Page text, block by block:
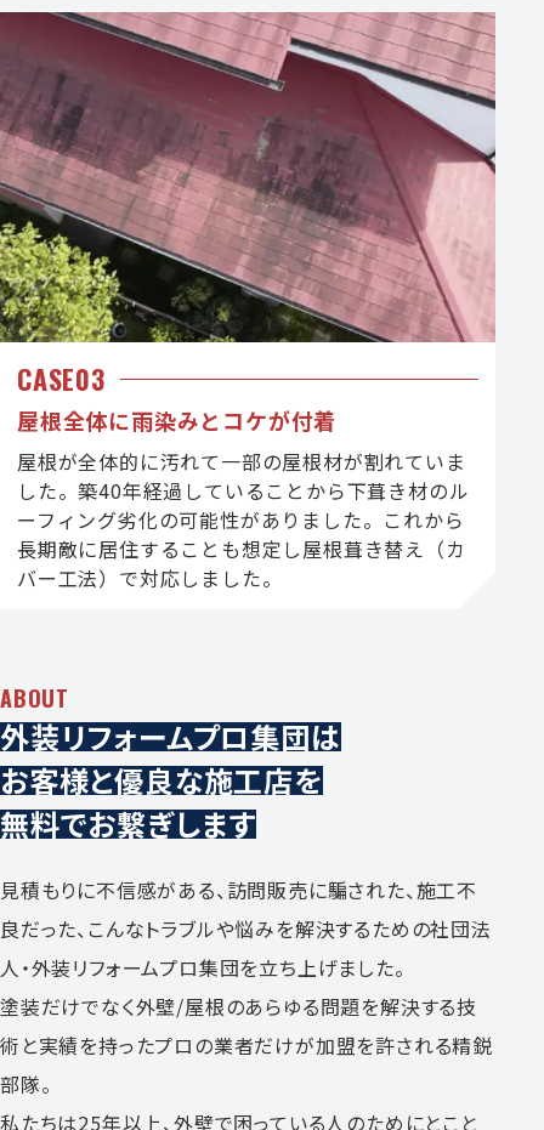
CASE03
屋根全体に雨染みとコケが付着
屋根が全体的に汚れて一部の屋根材が割れていま
した。築40年経過していることから下葺き材のル
ーフィング劣化の可能性がありました。これから
長期敵に居住することも想定し屋根葺き替え（カ
バー工法）で対応しました。
ABOUT
外装リフォームプロ集団は
お客様と優良な施工店を
無料でお繋ぎします
見積もりに不信感がある、訪問販売に騙された、施工不
良だった、こんなトラブルや悩みを解決するための社団法
人・外装リフォームプロ集団を立ち上げました。
塗装だけでなく外壁/屋根のあらゆる問題を解決する技
術と実績を持ったプロの業者だけが加盟を許される精鋭
部隊。
私たちは25年以上、外壁で困っている人のためにとこと